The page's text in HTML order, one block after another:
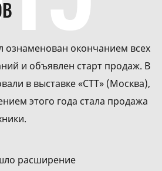
ознаменован окончанием всех
и объявлен старт продаж. В
в выставке «СТТ» (Москва),
этого года стала продажа
расширение